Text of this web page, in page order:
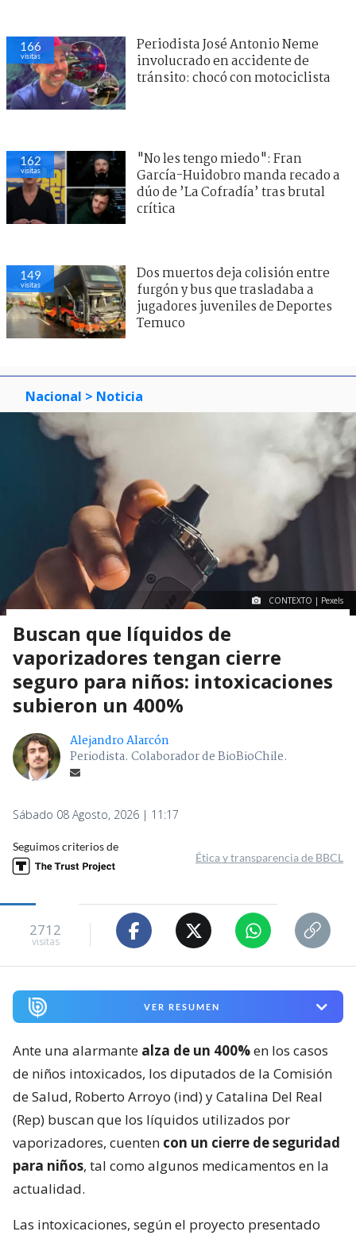
166
visitas
Periodista José Antonio Neme
involucrado en accidente de
tránsito: chocó con motociclista
162
visitas
"No les tengo miedo": Fran
García-Huidobro manda recado a
dúo de ’La Cofradía’ tras brutal
crítica
149
visitas
Dos muertos deja colisión entre
furgón y bus que trasladaba a
jugadores juveniles de Deportes
Temuco
Nacional > Noticia
CONTEXTO | Pexels
Buscan que líquidos de
vaporizadores tengan cierre
seguro para niños: intoxicaciones
subieron un 400%
Alejandro Alarcón
Periodista. Colaborador de BioBioChile.
Sábado 08 Agosto, 2026 | 11:17
Seguimos criterios de
Ética y transparencia de BBCL
2712
visitas
VER RESUMEN
Ante una alarmante alza de un 400%en los casos
de niños intoxicados, los diputados de la Comisión
de Salud, Roberto Arroyo (ind) y Catalina Del Real
(Rep) buscan que los líquidos utilizados por
vaporizadores, cuenten con un cierre de seguridad
para niños, tal como algunos medicamentos en la
actualidad.
Las intoxicaciones, según el proyecto presentado